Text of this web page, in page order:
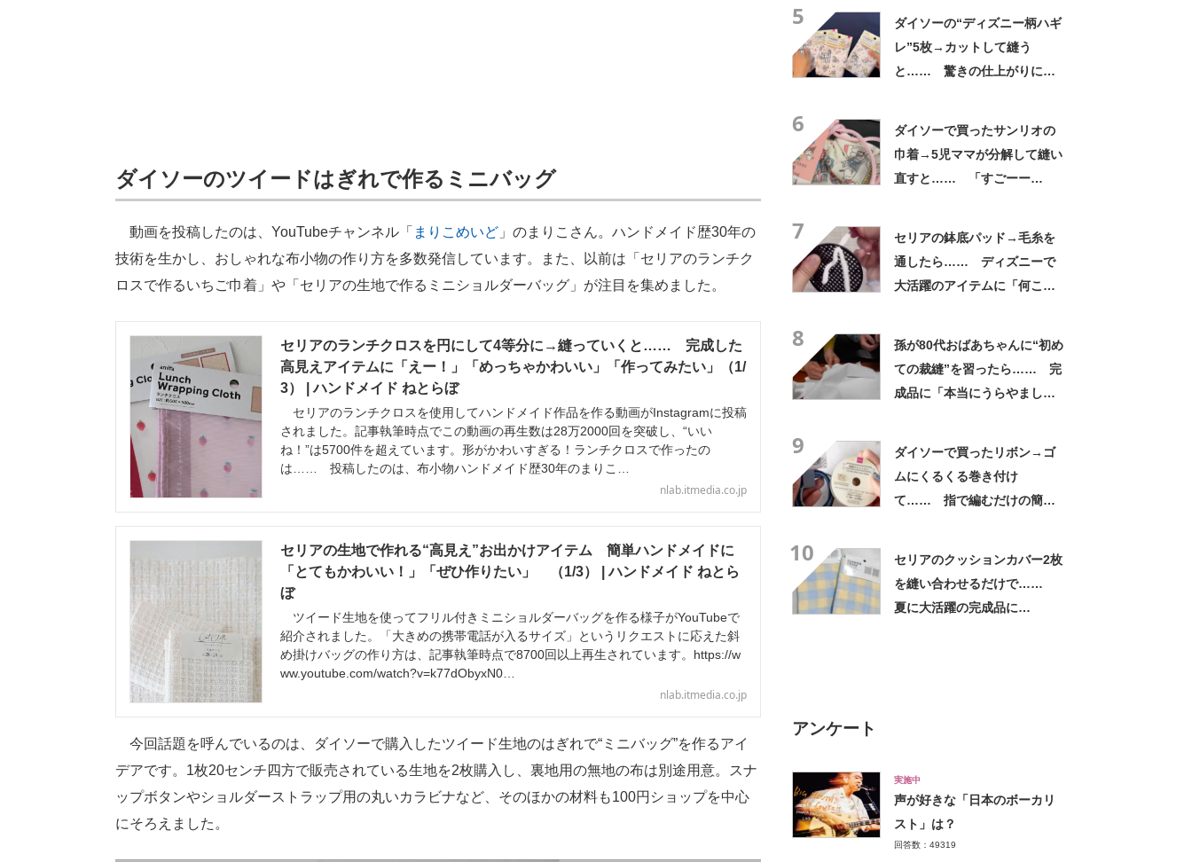
ダイソーのツイードはぎれで作るミニバッグ
動画を投稿したのは、YouTubeチャンネル「 まりこめいど 」のまりこさん。ハンドメイド歴30年の
技術を生かし、おしゃれな布小物の作り方を多数発信しています。また、以前は「セリアのランチク
ロスで作るいちご巾着」や「セリアの生地で作るミニショルダーバッグ」が注目を集めました。
セリアのランチクロスを円にして4等分に→縫っていくと…… 完成した
高見えアイテムに「えー！」「めっちゃかわいい」「作ってみたい」（1/
3） | ハンドメイド ねとらぼ
セリアのランチクロスを使用してハンドメイド作品を作る動画がInstagramに投稿
されました。記事執筆時点でこの動画の再生数は28万2000回を突破し、“いい
ね！”は5700件を超えています。形がかわいすぎる！ランチクロスで作ったの
は…… 投稿したのは、布小物ハンドメイド歴30年のまりこ…
nlab.itmedia.co.jp
セリアの生地で作れる“高見え”お出かけアイテム 簡単ハンドメイドに
「とてもかわいい！」「ぜひ作りたい」 （1/3） | ハンドメイド ねとら
ぼ
ツイード生地を使ってフリル付きミニショルダーバッグを作る様子がYouTubeで
紹介されました。「大きめの携帯電話が入るサイズ」というリクエストに応えた斜
め掛けバッグの作り方は、記事執筆時点で8700回以上再生されています。https://w
ww.youtube.com/watch?v=k77dObyxN0…
nlab.itmedia.co.jp
今回話題を呼んでいるのは、ダイソーで購入したツイード生地のはぎれで“ミニバッグ”を作るアイ
デアです。1枚20センチ四方で販売されている生地を2枚購入し、裏地用の無地の布は別途用意。スナ
ップボタンやショルダーストラップ用の丸いカラビナなど、そのほかの材料も100円ショップを中心
にそろえました。
5
ダイソーの“ディズニー柄ハギ
レ”5枚→カットして縫う
と…… 驚きの仕上がりに
6
ダイソーで買ったサンリオの
巾着→5児ママが分解して縫い
直すと…… 「すごーー
7
セリアの鉢底パッド→毛糸を
通したら…… ディズニーで
大活躍のアイテムに「何これ
8
孫が80代おばあちゃんに“初め
ての裁縫”を習ったら…… 完
成品に「本当にうらやまし
9
ダイソーで買ったリボン→ゴ
ムにくるくる巻き付け
て…… 指で編むだけの簡単
10
セリアのクッションカバー2枚
を縫い合わせるだけで……
夏に大活躍の完成品に
アンケート
実施中
声が好きな「日本のボーカリ
スト」は？
回答数：49319